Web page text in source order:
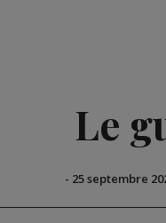
Le
- 25 septembre